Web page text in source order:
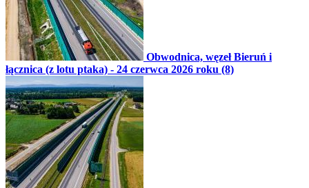
Obwodnica, węzeł Bieruń i
łącznica (z lotu ptaka) - 24 czerwca 2026 roku (8)